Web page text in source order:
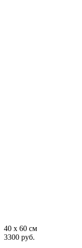
40 x 60 см
3300 руб.